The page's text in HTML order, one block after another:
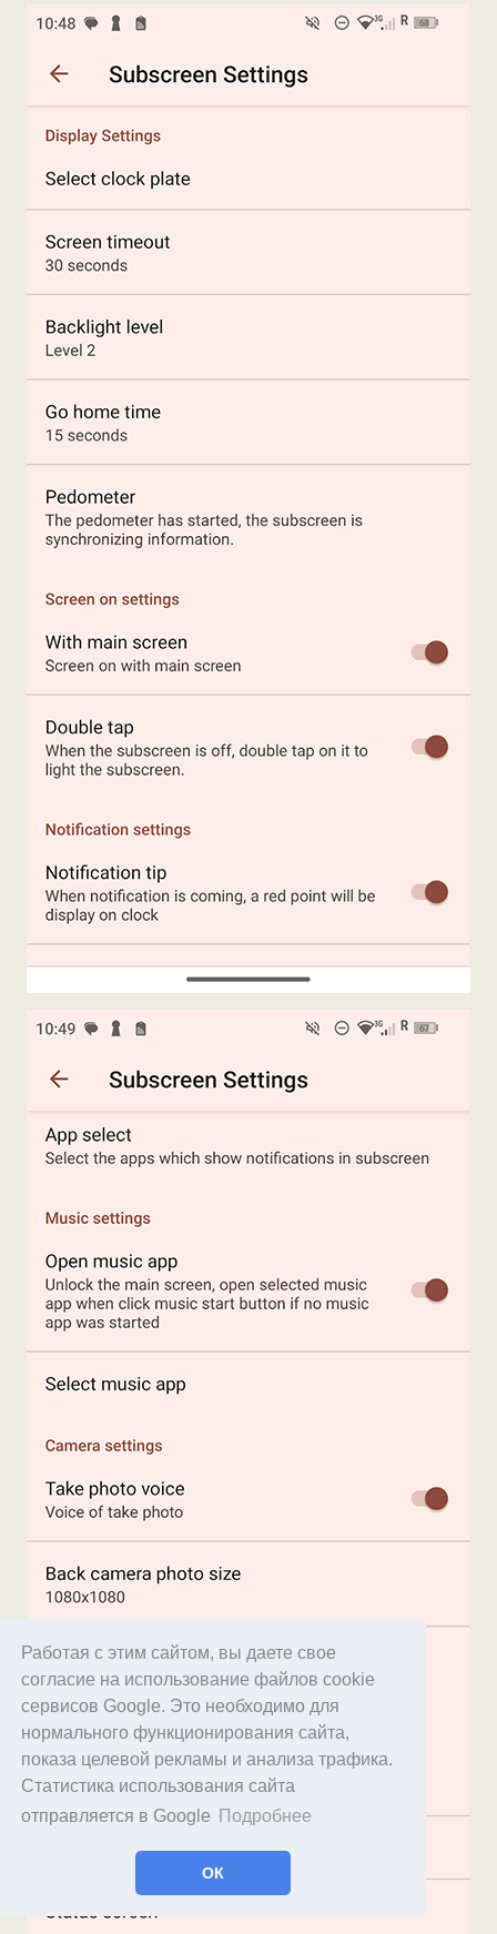
Работая с этим сайтом, вы даете свое
согласие на использование файлов cookie
сервисов Google. Это необходимо для
нормального функционирования сайта,
показа целевой рекламы и анализа трафика.
Статистика использования сайта
отправляется в Google
Подробнее
ОК